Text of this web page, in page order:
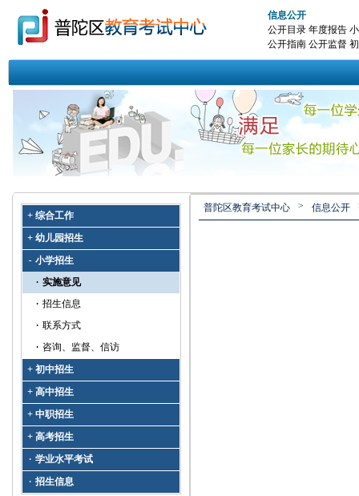
信息公开
公开目录 年度报告
公开指南 公开监督
+ 综合工作
+ 幼儿园招生
- 小学招生
· 实施意见
· 招生信息
· 联系方式
· 咨询、监督、信访
+ 初中招生
+ 高中招生
+ 中职招生
+ 高考招生
· 学业水平考试
· 招生信息
普陀区教育考试中心 > 信息公开